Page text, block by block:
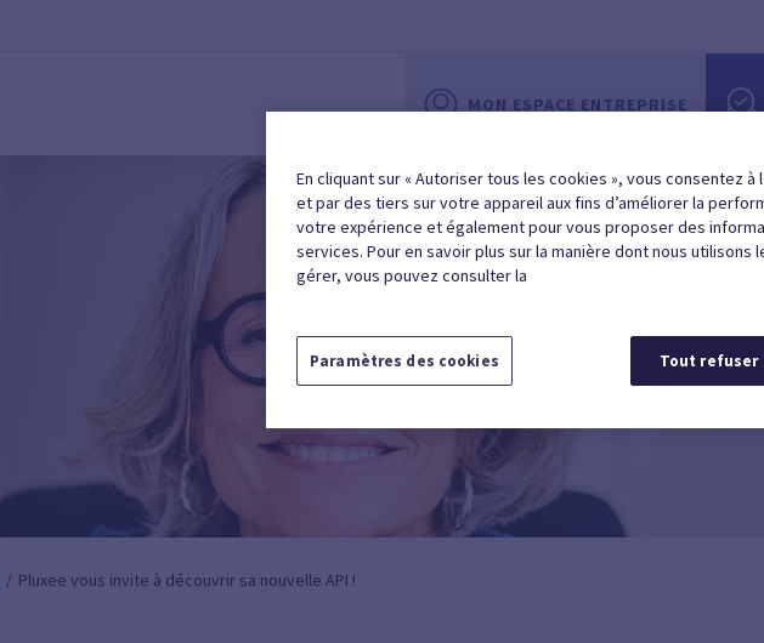
MON ESPACE ENTREPRISE
Pluxee vous invite à découvrir sa nouvelle API !
En cliquant sur « Autoriser tous les cookies », vous consentez
et par des tiers sur votre appareil aux fins d’améliorer la
votre expérience et également pour vous proposer des
services. Pour en savoir plus sur la manière dont nous
gérer, vous pouvez consulter la
Paramètres des cookies Tout refuser